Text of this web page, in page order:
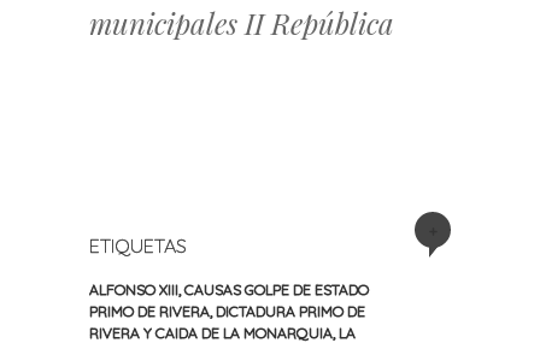
municipales II República
ETIQUETAS
ALFONSO XIII ,CAUSAS GOLPE DE ESTADO
PRIMO DE RIVERA DICTADURA PRIMO DE
RIVERA Y CAIDA DE LA MONARQUIA LA